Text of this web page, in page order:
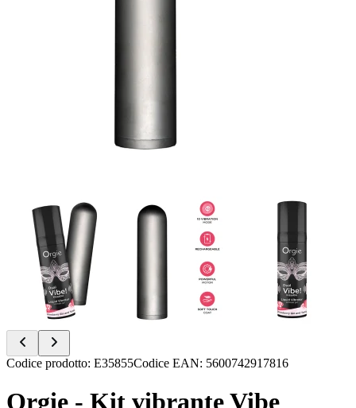
Item
of
6
Codice prodotto: E35855Codice EAN: 5600742917816
Orgie - Kit vibrante Vibe